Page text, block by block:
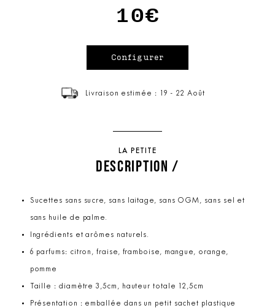
10€
Livraison estimée : 19 - 22 Août
LA PETITE
DESCRIPTION /
Sucettes sans sucre, sans laitage, sans OGM, sans sel et
sans huile de palme.
Ingrédients et arômes naturels.
6 parfums: citron, fraise, framboise, mangue, orange,
pomme
Taille : diamètre 3,5cm, hauteur totale 12,5cm
Présentation : emballée dans un petit sachet plastique